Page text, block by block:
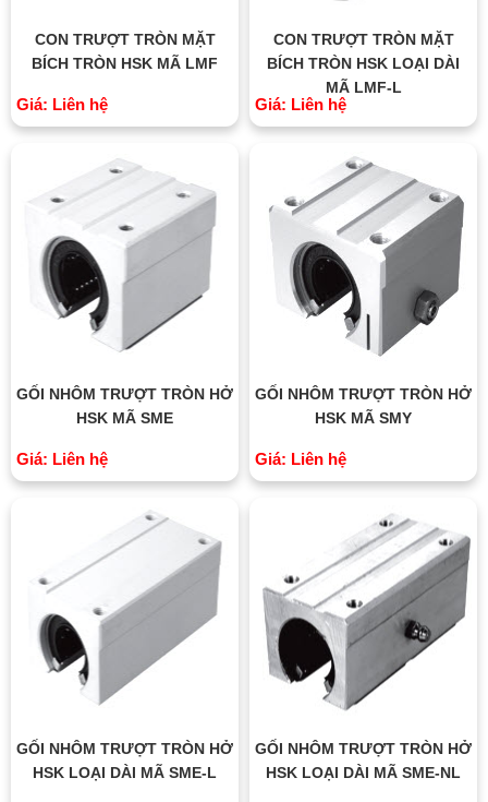
CON TRƯỢT TRÒN MẶT
BÍCH TRÒN HSK MÃ LMF
Giá: Liên hệ
CON TRƯỢT TRÒN MẶT
BÍCH TRÒN HSK LOẠI DÀI
MÃ LMF-L
Giá: Liên hệ
GỐI NHÔM TRƯỢT TRÒN HỞ
HSK MÃ SME
Giá: Liên hệ
GỐI NHÔM TRƯỢT TRÒN HỞ
HSK MÃ SMY
Giá: Liên hệ
GỐI NHÔM TRƯỢT TRÒN HỞ
HSK LOẠI DÀI MÃ SME-L
GỐI NHÔM TRƯỢT TRÒN HỞ
HSK LOẠI DÀI MÃ SME-NL